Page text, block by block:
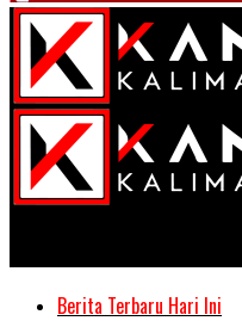
Berita Terbaru Hari Ini